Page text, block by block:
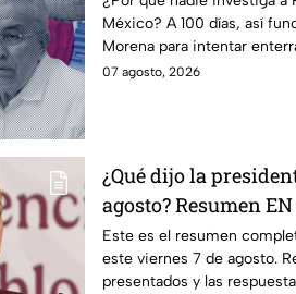
México? A 100 días, así
Morena para intentar
vínculos con el narcotráfico.
07 agosto, 2026
¿Qué dijo la
agosto? Resumen
Este es el resumen
este viernes 7 de agosto.
presentados y las